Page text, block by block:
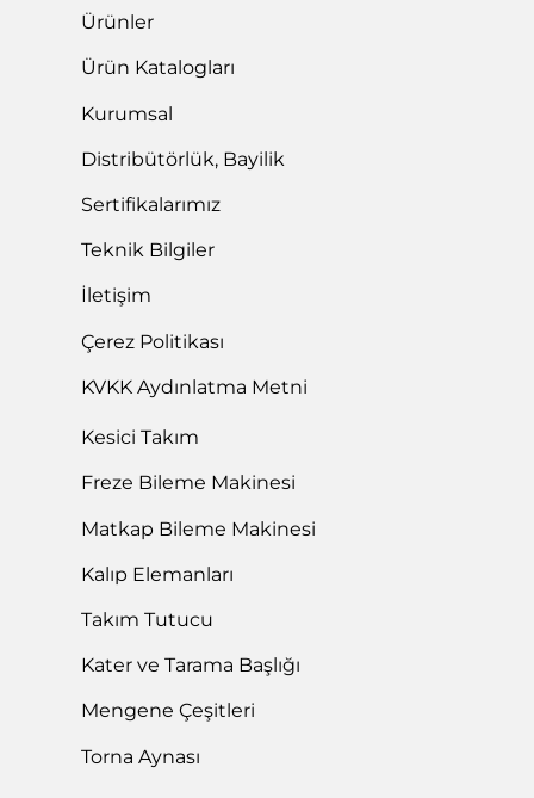
Ürünler
Ürün Katalogları
Kurumsal
Distribütörlük, Bayilik
Sertifikalarımız
Teknik Bilgiler
İletişim
Çerez Politikası
KVKK Aydınlatma Metni
Kesici Takım
Freze Bileme Makinesi
Matkap Bileme Makinesi
Kalıp Elemanları
Takım Tutucu
Kater ve Tarama Başlığı
Mengene Çeşitleri
Torna Aynası